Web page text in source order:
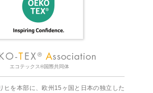
エコテックス®国際共同体
ヒを本部に、欧州15ヶ国と日本の独立した